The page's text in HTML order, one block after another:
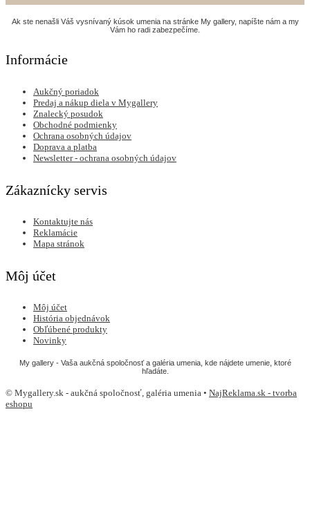
Ak ste nenašli Váš vysnívaný kúsok umenia na stránke My gallery, napíšte nám a my
Vám ho radi zabezpečíme.
Informácie
Aukčný poriadok
Predaj a nákup diela v Mygallery
Znalecký posudok
Obchodné podmienky
Ochrana osobných údajov
Doprava a platba
Newsletter - ochrana osobných údajov
Zákaznícky servis
Kontaktujte nás
Reklamácie
Mapa stránok
Môj účet
Môj účet
História objednávok
Obľúbené produkty
Novinky
My gallery - Vaša aukčná spoločnosť a galéria umenia, kde nájdete umenie, ktoré
hľadáte.
© Mygallery.sk - aukčná spoločnosť, galéria umenia • NajReklama.sk - tvorba
eshopu